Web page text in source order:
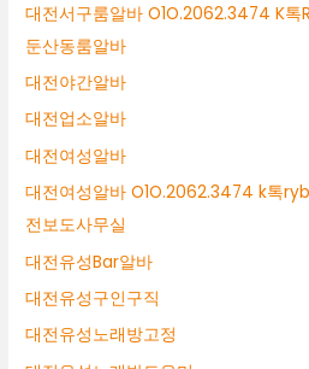
대전서구룸알바 O1O.2062.3474 K톡
둔산동룸알바
대전야간알바
대전업소알바
대전여성알바
대전여성알바 O1O.2062.3474 k톡
전보도사무실
대전유성Bar알바
대전유성구인구직
대전유성노래방고정